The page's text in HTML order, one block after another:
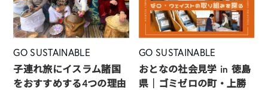
GO SUSTAINABLE
子連れ旅にイスラム諸国
をおすすめする4つの理由
GO SUSTAINABLE
おとなの社会見学 in 徳島
県｜ゴミゼロの町・上勝